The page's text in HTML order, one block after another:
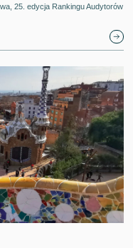
25. edycja Rankingu Audytorów